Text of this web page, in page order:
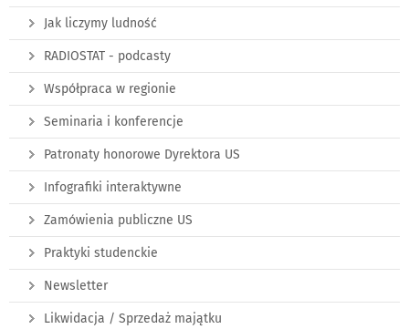
Jak liczymy ludność
RADIOSTAT - podcasty
Współpraca w regionie
Seminaria i konferencje
Patronaty honorowe Dyrektora US
Infografiki interaktywne
Zamówienia publiczne US
Praktyki studenckie
Newsletter
Likwidacja / Sprzedaż majątku